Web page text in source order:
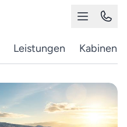
Leistungen Kabinen